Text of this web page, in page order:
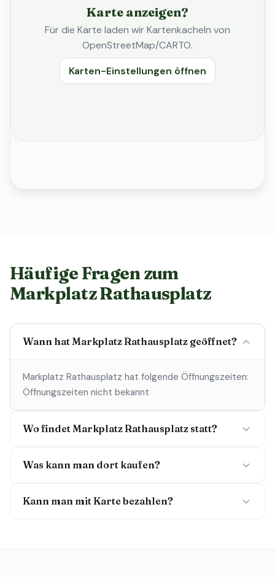
Karte anzeigen?
Für die Karte laden wir Kartenkacheln von
OpenStreetMap/CARTO.
Karten-Einstellungen öffnen
Häufige Fragen zum
Markplatz Rathausplatz
Wann hat Markplatz Rathausplatz geöffnet?
Markplatz Rathausplatz hat folgende Öffnungszeiten:
Öffnungszeiten nicht bekannt
Wo findet Markplatz Rathausplatz statt?
Was kann man dort kaufen?
Kann man mit Karte bezahlen?